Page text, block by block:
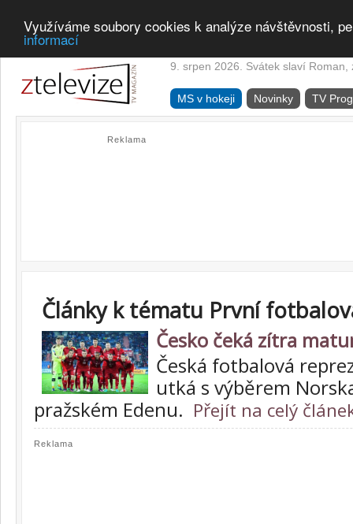
Využíváme soubory cookies k analýze návštěvnosti,
informací
9. srpen 2026. Svátek slaví Roman,
MS v hokeji Novinky TV
Reklama
Články k tématu První
Česko čeká zítra
Česká fotbalová
utká s výběrem
pražském Edenu. Přejít na celý
Reklama